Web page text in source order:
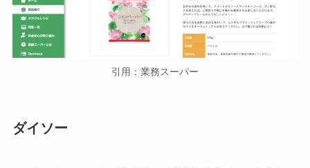
引用：業務スーパー
ダイソー